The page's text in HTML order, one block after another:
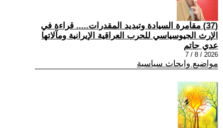
(37) مقامرة السيادة وتبديد المقدرات..... قراءة في
الإرث الجيوسياسي للحرب العراقية الإيرانية ومآلاتها
عدي حاتم
2026 / 8 / 7
مواضيع وابحاث سياسية